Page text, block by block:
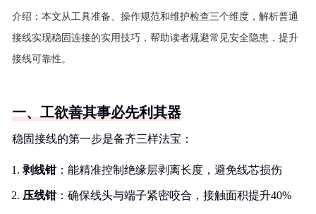
介绍： 本文从工具准备、操作规范和维护检查三个维度，解析普通
接线实现稳固连接的实用技巧，帮助读者规避常见安全隐患，提升
接线可靠性。
一、工欲善其事必先利其器
稳固接线的第一步是备齐三样法宝：
剥线钳：能精准控制绝缘层剥离长度，避免线芯损伤
压线钳：确保线头与端子紧密咬合，接触面积提升40%